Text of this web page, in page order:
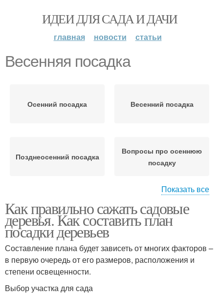
ИДЕИ ДЛЯ САДА И ДАЧИ
главная новости статьи
Весенняя посадка
Осенний посадка Весенний посадка
Позднеосенний посадка
Вопросы про осеннюю
посадку
посадке
Время для посадки
Посадка в открытый
грунт
Места к весенней
Показать все
Как правильно сажать садовые
деревья. Как составить план
посадки деревьев
Составление плана будет зависеть от многих факторов –
в первую очередь от его размеров, расположения и
степени освещенности.
Выбор участка для сада